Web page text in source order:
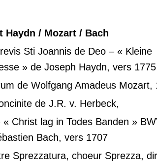
Haydn / Mozart / Bach
Sti Joannis de Deo – « Kleine
» de Joseph Haydn, vers 1775
de Wolfgang Amadeus Mozart,
de J.R. v. Herbeck,
« Christ lag in Todes Banden »
Bach, vers 1707
Sprezzatura, choeur Sprezza,